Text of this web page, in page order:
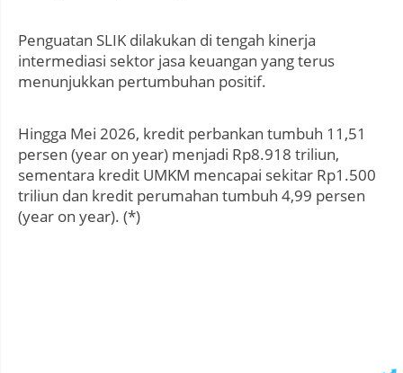
Penguatan SLIK dilakukan di tengah kinerja
intermediasi sektor jasa keuangan yang terus
menunjukkan pertumbuhan positif.
Hingga Mei 2026, kredit perbankan tumbuh 11,51
persen (year on year) menjadi Rp8.918 triliun,
sementara kredit UMKM mencapai sekitar Rp1.500
triliun dan kredit perumahan tumbuh 4,99 persen
(year on year). (*)